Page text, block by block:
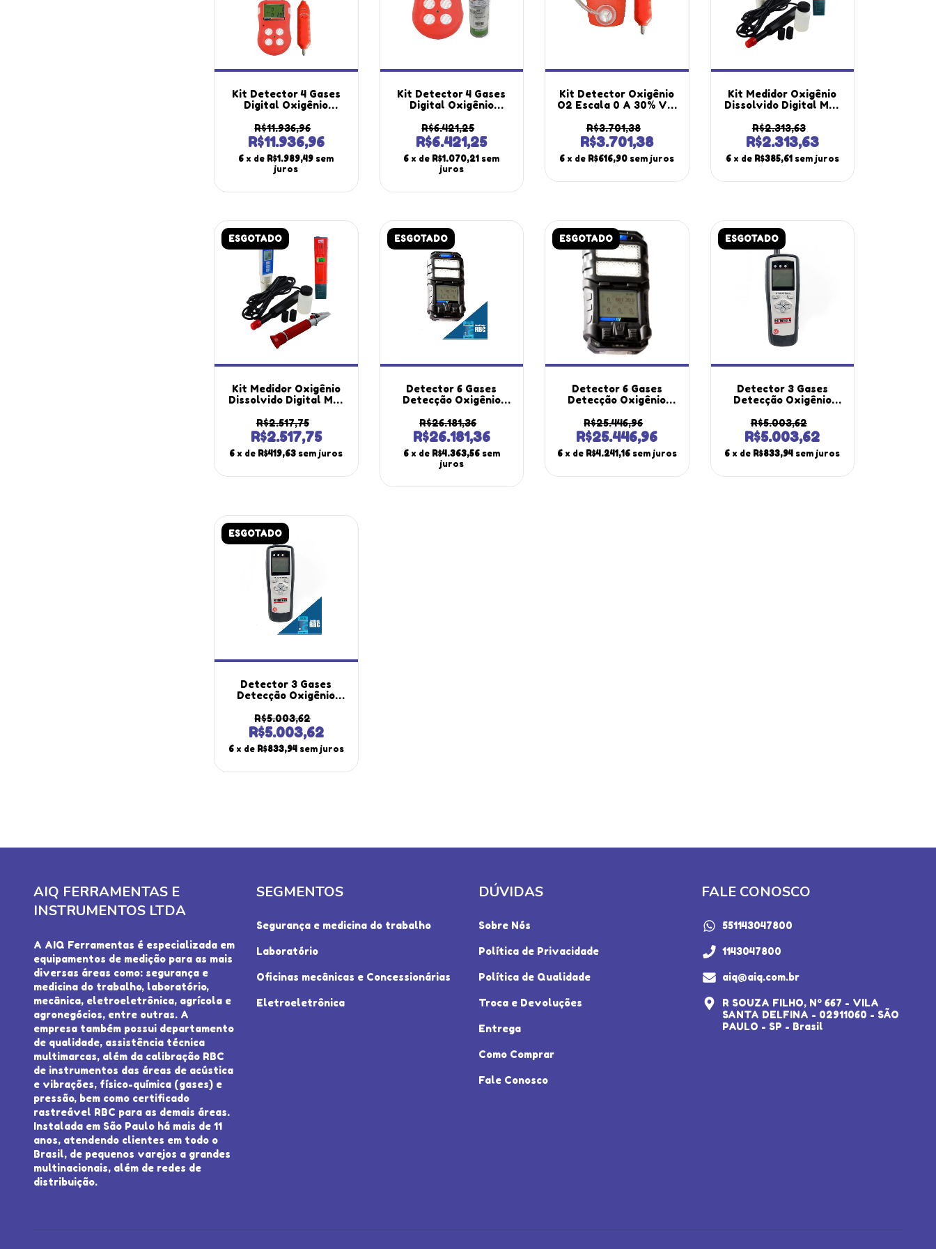
Kit Detector 4 Gases
Digital Oxigênio
Sulfeto Hidrogênio Dg-
500 Portátil Kit
Espaço Confinado Kbg-
100
R$11.936,96
R$11.936,96
6 x de R$1.989,49 sem
juros
Kit Detector 4 Gases
Digital Oxigênio
Sulfeto Dg-500
Cilindro Calibração
34L Alumínio K-4
Instrutherm
R$6.421,25
R$6.421,25
6 x de R$1.070,21 sem
juros
Kit Detector Oxigênio
O2 Escala 0 A 30% Vol
Portátil Espaço
Confinado Bomba Gás
320 Ml/min Kbg-100
R$3.701,38
R$3.701,38
6 x de R$616,90 sem juros
Kit Medidor Oxigênio
Dissolvido Digital Mo-
Caneta Ph-1700
Portátil Instrutherm
Estojo Solução
R$2.313,63
R$2.313,63
6 x de R$385,61 sem juros
ESGOTADO
Kit Medidor Oxigênio
Dissolvido Digital Mo-
Salinidade Rts-101atc
Ph-1700 Portátil
Instrutherm
R$2.517,75
R$2.517,75
6 x de R$419,63 sem juros
ESGOTADO
Detector 6 Gases
Detecção Oxigênio
Sulfeto Hidrogênio
Dióxido Amônia Dg-550
Portátil Certificado
Rbc
R$26.181,36
R$26.181,36
6 x de R$4.363,56 sem
juros
ESGOTADO
Detector 6 Gases
Detecção Oxigênio
Sulfeto Hidrogênio
Dióxido Amônia Dg-550
Portátil Instrutherm
R$25.446,96
R$25.446,96
6 x de R$4.241,16 sem juros
ESGOTADO
Detector 3 Gases
Detecção Oxigênio
Carbono Bateria
Recarregável Dg-300
Portátil Instrutherm
Com Maleta
R$5.003,62
R$5.003,62
6 x de R$833,94 sem juros
ESGOTADO
Detector 3 Gases
Detecção Oxigênio
Carbono Bateria
Recarregável Dg-300
Portátil Maleta
Certificado Rbc
R$5.003,62
R$5.003,62
6 x de R$833,94 sem juros
AIQ FERRAMENTAS E
INSTRUMENTOS LTDA
A AIQ Ferramentas é especializada em
equipamentos de medição para as mais
diversas áreas como: segurança e
medicina do trabalho, laboratório,
mecânica, eletroeletrônica, agrícola e
agronegócios, entre outras. A
empresa também possui departamento
de qualidade, assistência técnica
multimarcas, além da calibração RBC
de instrumentos das áreas de acústica
e vibrações, físico-química (gases) e
pressão, bem como certificado
rastreável RBC para as demais áreas.
Instalada em São Paulo há mais de 11
anos, atendendo clientes em todo o
Brasil, de pequenos varejos a grandes
multinacionais, além de redes de
distribuição.
SEGMENTOS
Segurança e medicina do trabalho
Laboratório
Oficinas mecânicas e Concessionárias
Eletroeletrônica
DÚVIDAS
Sobre Nós
Política de Privacidade
Política de Qualidade
Troca e Devoluções
Entrega
Como Comprar
Fale Conosco
FALE CONOSCO
551143047800
1143047800
aiq@aiq.com.br
R SOUZA FILHO, Nº 667 - VILA
SANTA DELFINA - 02911060 - SÃO
PAULO - SP - Brasil